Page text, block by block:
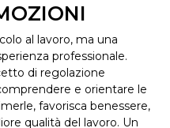
al lavoro, ma una
professionale.
di regolazione
e orientare le
favorisca benessere,
qualità del lavoro. Un